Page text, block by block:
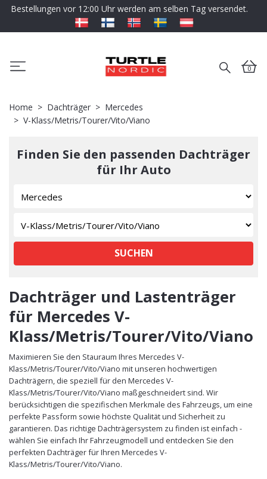
Bestellungen vor 12:00 Uhr werden am selben Tag versendet.
0
Home Dachträger
Mercedes
V-Klass/Metris/Tourer/Vito/Viano
Finden Sie den passenden Dachträger
für Ihr Auto
SUCHEN
Dachträger und Lastenträger
für Mercedes V-
Klass/Metris/Tourer/Vito/Viano
Maximieren Sie den Stauraum Ihres Mercedes V-
Klass/Metris/Tourer/Vito/Viano mit unseren hochwertigen
Dachträgern, die speziell für den Mercedes V-
Klass/Metris/Tourer/Vito/Viano maßgeschneidert sind. Wir
berücksichtigen die spezifischen Merkmale des Fahrzeugs, um eine
perfekte Passform sowie höchste Qualität und Sicherheit zu
garantieren. Das richtige Dachträgersystem zu finden ist einfach -
wählen Sie einfach Ihr Fahrzeugmodell und entdecken Sie den
perfekten Dachträger für Ihren Mercedes V-
Klass/Metris/Tourer/Vito/Viano.